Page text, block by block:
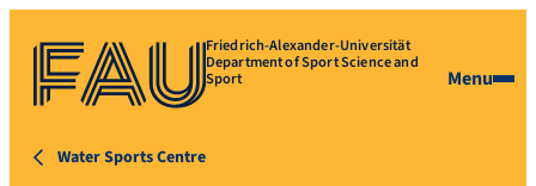
Friedrich-Alexander-Universität
Department of Sport Science and
Sport Menu
Water Sports Centre